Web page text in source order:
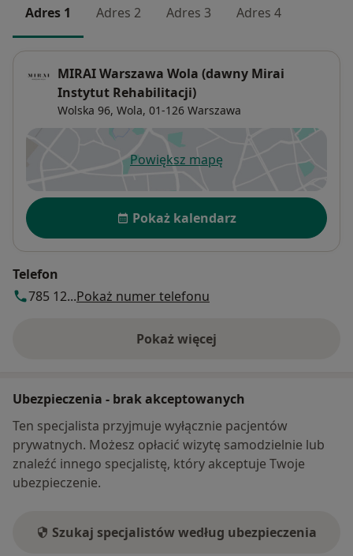
Adres 1 Adres 2 Adres 3 Adres 4
MIRAI Warszawa Wola (dawny Mirai
Instytut Rehabilitacji)
Wolska 96, Wola, 01-126 Warszawa
Powiększ mapęotwiera się w nowej karcie
Dostępność
Pokaż kalendarz
Telefon
785 12...Pokaż numer telefonu
Pokaż więcej
o adresie
Ubezpieczenia - brak akceptowanych
Ten specjalista przyjmuje wyłącznie pacjentów
prywatnych. Możesz opłacić wizytę samodzielnie lub
znaleźć innego specjalistę, który akceptuje Twoje
ubezpieczenie.
Szukaj specjalistów według ubezpieczenia